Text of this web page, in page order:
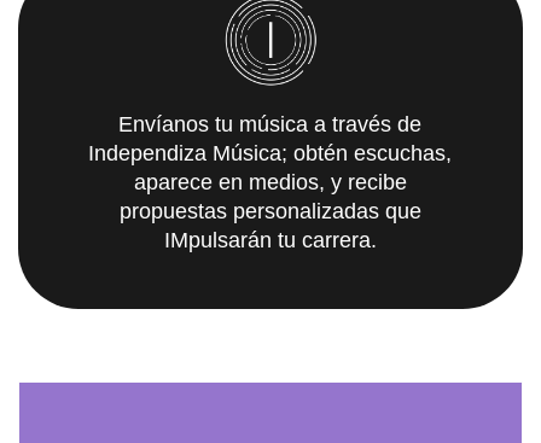
Envíanos tu música a través de
Independiza Música; obtén escuchas,
aparece en medios, y recibe
propuestas personalizadas que
IMpulsarán tu carrera.